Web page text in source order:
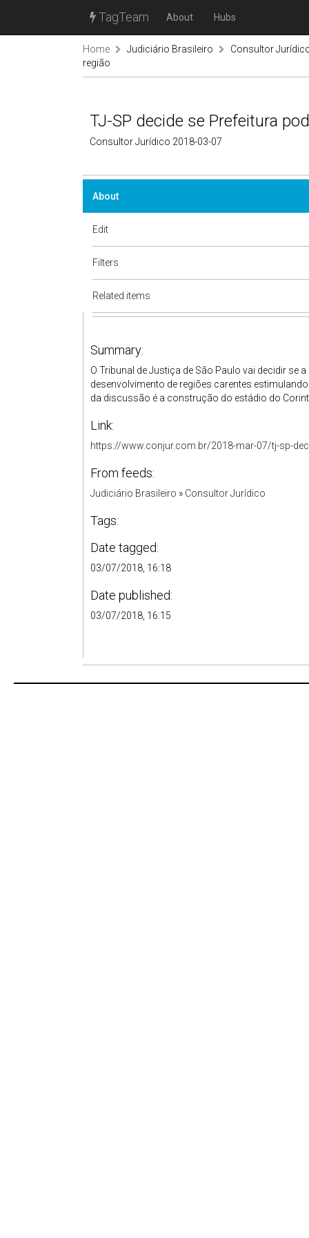
TagTeam About Hubs
Home Judiciário Brasileiro
Consultor
região
TJ-SP decide se Prefeitura
Consultor Jurídico 2018-03-07
About
Edit
Filters
Related items
Summary:
O Tribunal de Justiça de São Paulo vai decidir se
desenvolvimento de regiões carentes
da discussão é a construção do estádio do
Link:
https://www.conjur.com.br/2018-mar-07/tj-sp-
From feeds:
Judiciário Brasileiro » Consultor Jurídico
Tags:
Date tagged:
03/07/2018, 16:18
Date published:
03/07/2018, 16:15